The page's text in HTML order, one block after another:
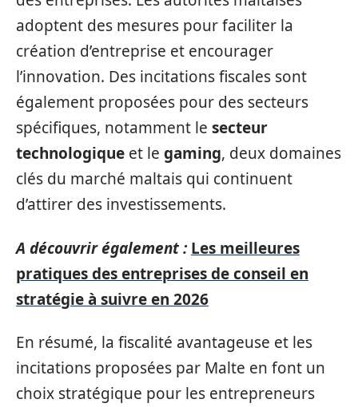
adoptent des mesures pour faciliter la
création d’entreprise et encourager
l’innovation. Des incitations fiscales sont
également proposées pour des secteurs
spécifiques, notamment le secteur
technologique et le gaming, deux domaines
clés du marché maltais qui continuent
d’attirer des investissements.
A découvrir également : Les meilleures
pratiques des entreprises de conseil en
stratégie à suivre en 2026
En résumé, la fiscalité avantageuse et les
incitations proposées par Malte en font un
choix stratégique pour les entrepreneurs